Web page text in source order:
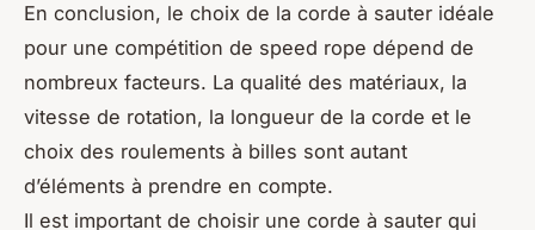
En conclusion, le choix de la corde à sauter idéale
pour une compétition de speed rope dépend de
nombreux facteurs. La qualité des matériaux, la
vitesse de rotation, la longueur de la corde et le
choix des roulements à billes sont autant
d’éléments à prendre en compte.
Il est important de choisir une corde à sauter qui